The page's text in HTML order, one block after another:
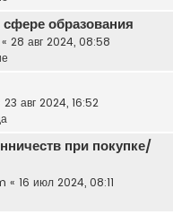
образования
« 28 авг 2024, 08:58
23 авг 2024, 16:52
при покупке/
« 16 июл 2024, 08:11